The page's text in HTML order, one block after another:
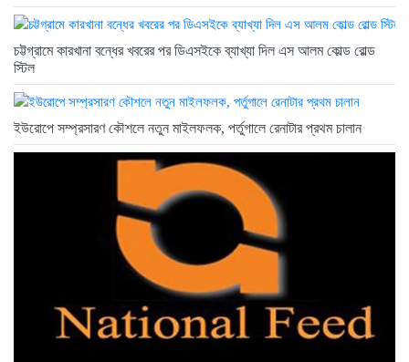
চট্টগ্রামে কারখানা বন্ধের খবরের পর ডিএসইকে ব্যাখ্যা দিল এস আলম কোল্ড রোল্ড
স্টিল
ইউরোপে সম্প্রসারণ কৌশলে নতুন মাইলফলক, পর্তুগালে রেনাটার প্রথম চালান